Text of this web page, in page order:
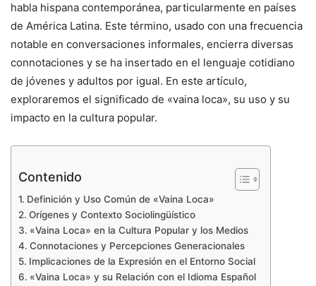
habla hispana contemporánea, particularmente en países
de América Latina. Este término, usado con una frecuencia
notable en conversaciones informales, encierra diversas
connotaciones y se ha insertado en el lenguaje cotidiano
de jóvenes y adultos por igual. En este artículo,
exploraremos el significado de «vaina loca», su uso y su
impacto en la cultura popular.
Contenido
Definición y Uso Común de «Vaina Loca»
Orígenes y Contexto Sociolingüístico
«Vaina Loca» en la Cultura Popular y los Medios
Connotaciones y Percepciones Generacionales
Implicaciones de la Expresión en el Entorno Social
«Vaina Loca» y su Relación con el Idioma Español